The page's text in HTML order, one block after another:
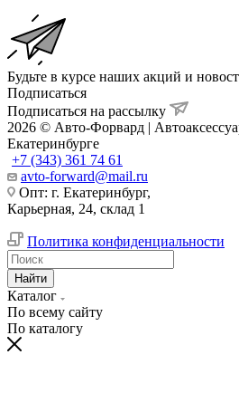
Будьте в курсе наших акций и
Подписаться
Подписаться на рассылку
2026 © Авто-Форвард |
Екатеринбурге
+7 (343) 361 74 61
avto-forward@mail.ru
Опт: г. Екатеринбург,
Карьерная, 24, склад 1
Политика конфиденциальности
Найти
Каталог
По всему сайту
По каталогу